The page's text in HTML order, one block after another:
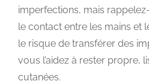
imperfections, mais
le contact entre les mains et
le risque de transférer des
vous l’aidez à rester propre,
cutanées.